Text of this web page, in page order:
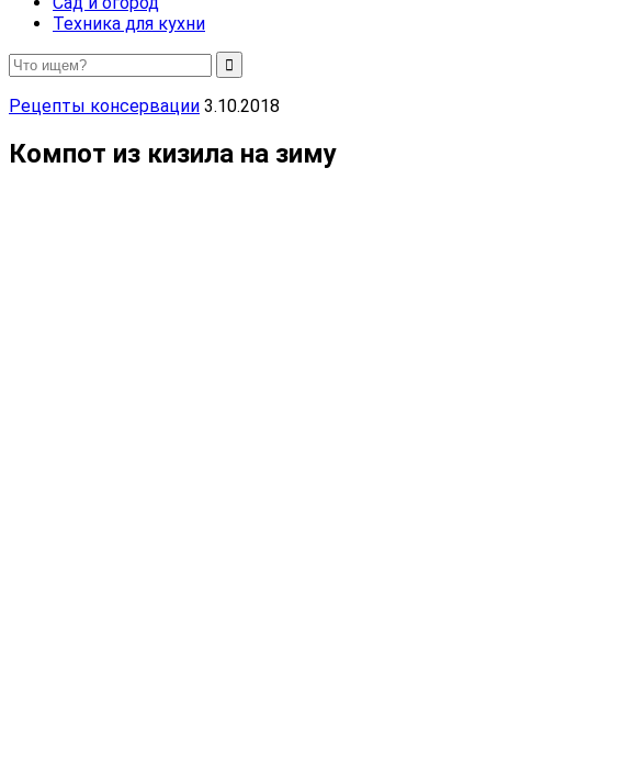
Техника для кухни
Рецепты консервации 3.10.2018
Компот из кизила на зиму